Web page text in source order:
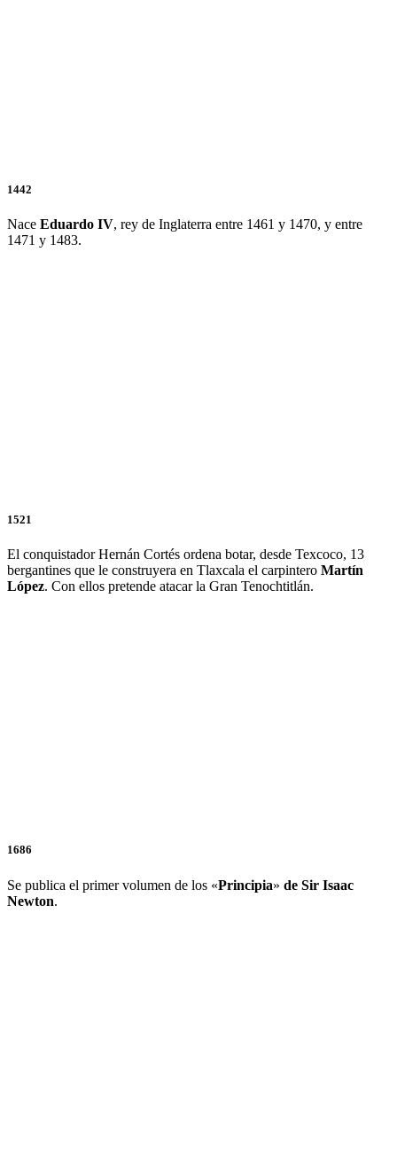
1442
Nace Eduardo IV, rey de Inglaterra entre 1461 y 1470, y entre
1471 y 1483.
1521
El conquistador Hernán Cortés ordena botar, desde Texcoco, 13
bergantines que le construyera en Tlaxcala el carpintero Martín
López. Con ellos pretende atacar la Gran Tenochtitlán.
1686
Se publica el primer volumen de los «Principia» de Sir Isaac
Newton.